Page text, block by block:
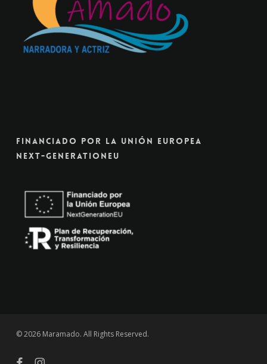
Financiado Por La Unión Europea
Next-GenerationEU
© 2026 Maramado. All Rights Reserved.
facebookinstagram